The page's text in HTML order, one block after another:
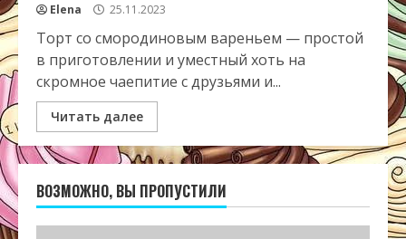
Elena 25.11.2023
Торт со смородиновым вареньем — простой
в приготовлении и уместный хоть на
скромное чаепитие с друзьями и...
Читать далее
ВОЗМОЖНО, ВЫ ПРОПУСТИЛИ